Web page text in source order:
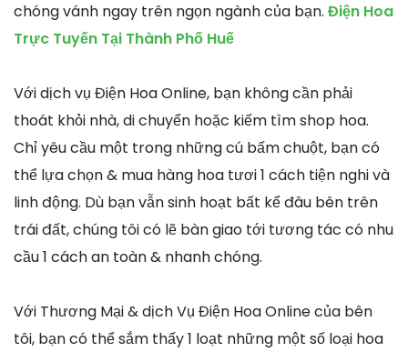
chóng vánh ngay trên ngọn ngành của bạn. Điện Hoa
Trực Tuyến Tại Thành Phố Huế
Với dịch vụ Điện Hoa Online, bạn không cần phải
thoát khỏi nhà, di chuyển hoặc kiếm tìm shop hoa.
Chỉ yêu cầu một trong những cú bấm chuột, bạn có
thể lựa chọn & mua hàng hoa tươi 1 cách tiện nghi và
linh động. Dù bạn vẫn sinh hoạt bất kể đâu bên trên
trái đất, chúng tôi có lẽ bàn giao tới tương tác có nhu
cầu 1 cách an toàn & nhanh chóng.
Với Thương Mại & dịch Vụ Điện Hoa Online của bên
tôi, bạn có thể sắm thấy 1 loạt những một số loại hoa